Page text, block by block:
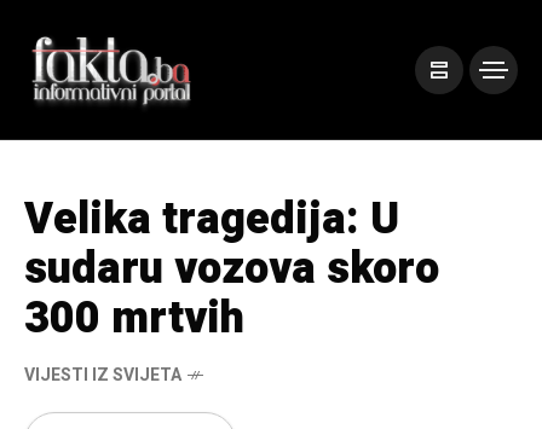
Velika tragedija: U
sudaru vozova skoro
300 mrtvih
VIJESTI IZ SVIJETA